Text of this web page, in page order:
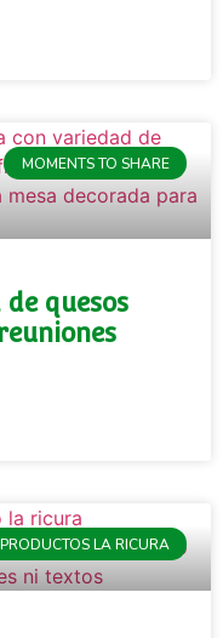
MOMENTS TO SHARE
quesos
PRODUCTOS LA RICURA